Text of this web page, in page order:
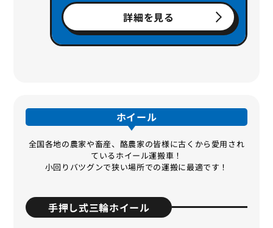
詳細を見る
ホイール
全国各地の農家や畜産、酪農家の皆様に古くから愛用され
ているホイール運搬車！
小回りバツグンで狭い場所での運搬に最適です！
手押し式三輪ホイール